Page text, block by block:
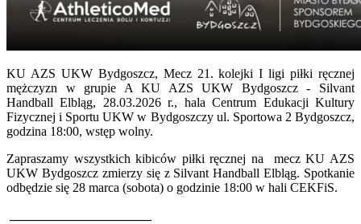
KU AZS UKW Bydgoszcz, Mecz 21. kolejki I ligi piłki ręcznej
mężczyzn w grupie A KU AZS UKW Bydgoszcz - Silvant
Handball Elbląg, 28.03.2026 r., hala Centrum Edukacji Kultury
Fizycznej i Sportu UKW w Bydgoszczy ul. Sportowa 2 Bydgoszcz,
godzina 18:00, wstęp wolny.
Zapraszamy wszystkich kibiców piłki ręcznej na mecz KU AZS
UKW Bydgoszcz zmierzy się z Silvant Handball Elbląg. Spotkanie
odbędzie się 28 marca (sobota) o godzinie 18:00 w hali CEKFiS.